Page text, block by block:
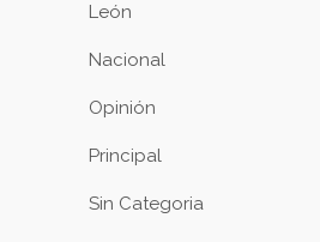
León
Nacional
Opinión
Principal
Sin Categoria